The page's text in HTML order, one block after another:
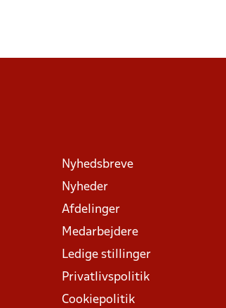
Nyhedsbreve
Nyheder
Afdelinger
Medarbejdere
Ledige stillinger
Privatlivspolitik
Cookiepolitik